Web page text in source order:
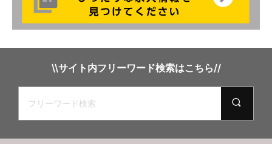
\\サイト内フリーワード検索はこちら//